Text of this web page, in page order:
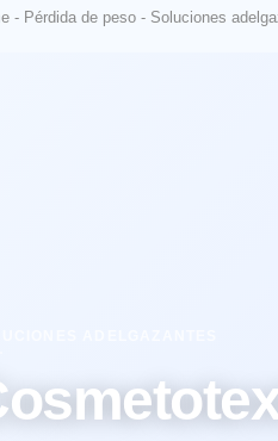
- Pérdida de peso - Soluciones